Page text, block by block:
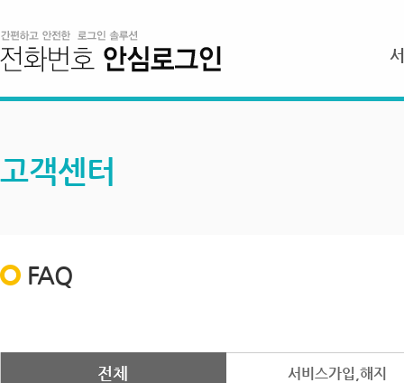
고객센터
FAQ
전체 서비스가입,해지